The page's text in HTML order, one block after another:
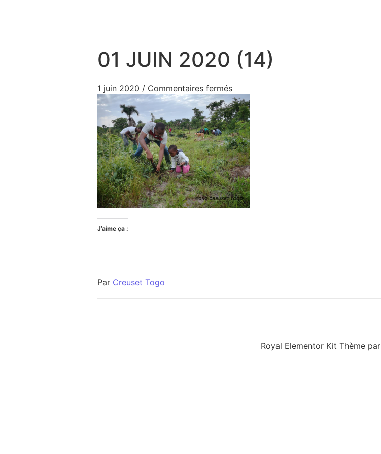
01 JUIN 2020 (14)
1 juin 2020 / Commentaires ferméssur 01 JUIN 2020 (14)
J’aime ça :
Par Creuset Togo
Royal Elementor Kit Thème par